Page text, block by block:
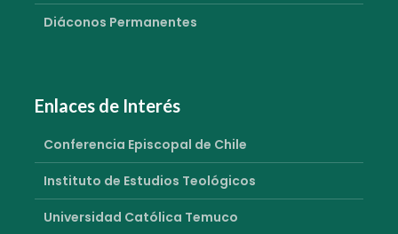
Diáconos Permanentes
Enlaces de Interés
Conferencia Episcopal de Chile
Instituto de Estudios Teológicos
Universidad Católica Temuco